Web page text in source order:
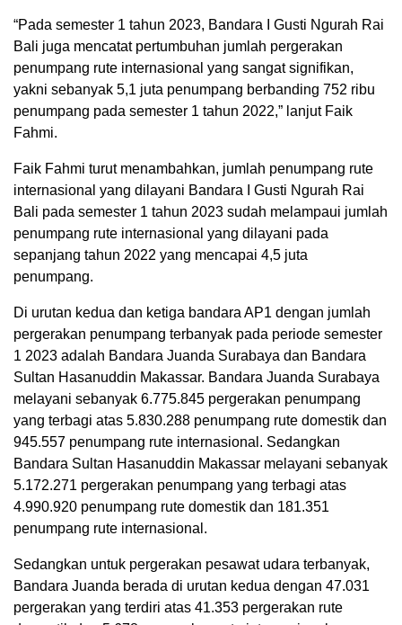
“Pada semester 1 tahun 2023, Bandara I Gusti Ngurah Rai
Bali juga mencatat pertumbuhan jumlah pergerakan
penumpang rute internasional yang sangat signifikan,
yakni sebanyak 5,1 juta penumpang berbanding 752 ribu
penumpang pada semester 1 tahun 2022,” lanjut Faik
Fahmi.
Faik Fahmi turut menambahkan, jumlah penumpang rute
internasional yang dilayani Bandara I Gusti Ngurah Rai
Bali pada semester 1 tahun 2023 sudah melampaui jumlah
penumpang rute internasional yang dilayani pada
sepanjang tahun 2022 yang mencapai 4,5 juta
penumpang.
Di urutan kedua dan ketiga bandara AP1 dengan jumlah
pergerakan penumpang terbanyak pada periode semester
1 2023 adalah Bandara Juanda Surabaya dan Bandara
Sultan Hasanuddin Makassar. Bandara Juanda Surabaya
melayani sebanyak 6.775.845 pergerakan penumpang
yang terbagi atas 5.830.288 penumpang rute domestik dan
945.557 penumpang rute internasional. Sedangkan
Bandara Sultan Hasanuddin Makassar melayani sebanyak
5.172.271 pergerakan penumpang yang terbagi atas
4.990.920 penumpang rute domestik dan 181.351
penumpang rute internasional.
Sedangkan untuk pergerakan pesawat udara terbanyak,
Bandara Juanda berada di urutan kedua dengan 47.031
pergerakan yang terdiri atas 41.353 pergerakan rute